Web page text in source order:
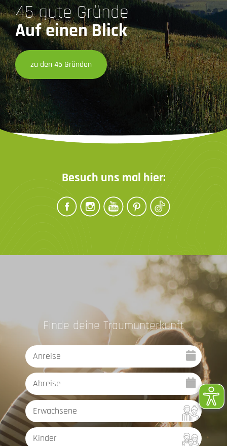
45 gute Gründe
Auf einen Blick
zu den 45 Gründen
Besuch uns mal hier:
Finde deine Traumunterkunft